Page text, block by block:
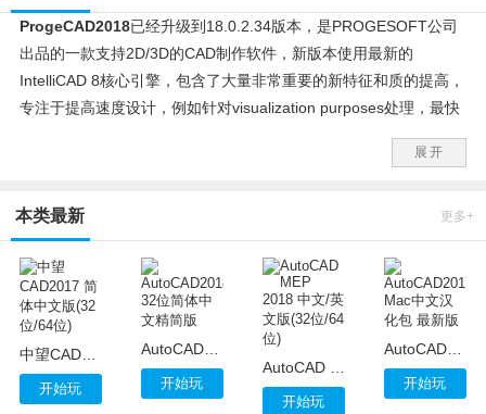
ProgeCAD2018已经升级到18.0.2.34版本，是PROGESOFT公司
出品的一款支持2D/3D的CAD制作软件，新版本使用最新的
IntelliCAD 8核心引擎，包含了大量非常重要的新特征和质的提高，
专注于提高速度设计，例如针对visualization purposes处理，最快
可以比以前的版本快80%左右，支持CTB文件的打印，无需任何转
换的支持DWG文件，针对AUTOCAD系列提供了全新的更加便捷的
另外ProgeCAD2018可与AutoCAD 2018合作使用，原始格式DWG
确保与AutoCAD完全兼容，无需任何文件转换，并且不会丢失任何
关键信息。
ProgeCAD2018安装教程：
1、下载并解压后，先运行“PCAD2018PROENGx64.exe”
2、选择安装目录
3、选择安装功能
展开
本类最新 更多+
中望CAD2017 简体中文版(32位/64位)
开始玩
AutoCAD2018 32位简体中文精简版
开始玩
开始玩
AutoCAD2017 Mac中文汉化包 最新版
开始玩